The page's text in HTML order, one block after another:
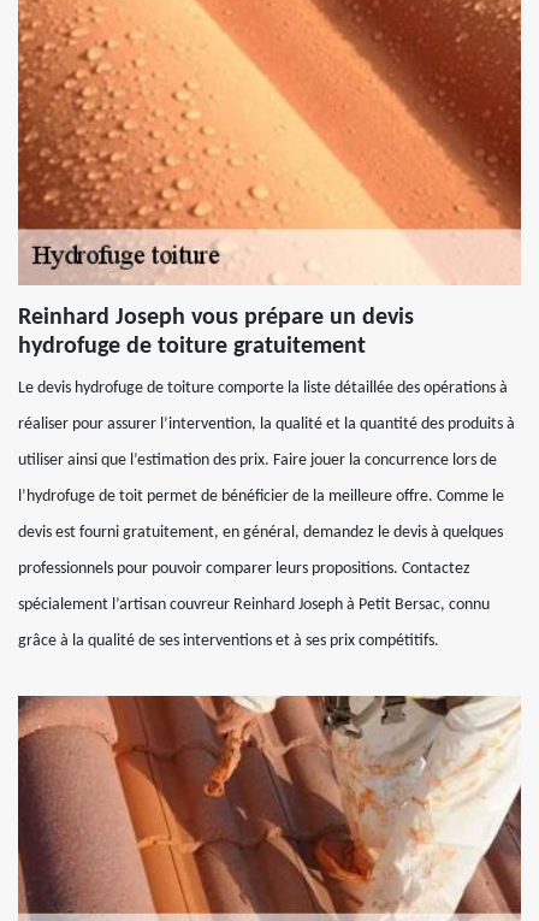
Reinhard Joseph vous prépare un devis
hydrofuge de toiture gratuitement
Le devis hydrofuge de toiture comporte la liste détaillée des opérations à
réaliser pour assurer l’intervention, la qualité et la quantité des produits à
utiliser ainsi que l’estimation des prix. Faire jouer la concurrence lors de
l’hydrofuge de toit permet de bénéficier de la meilleure offre. Comme le
devis est fourni gratuitement, en général, demandez le devis à quelques
professionnels pour pouvoir comparer leurs propositions. Contactez
spécialement l’artisan couvreur Reinhard Joseph à Petit Bersac, connu
grâce à la qualité de ses interventions et à ses prix compétitifs.